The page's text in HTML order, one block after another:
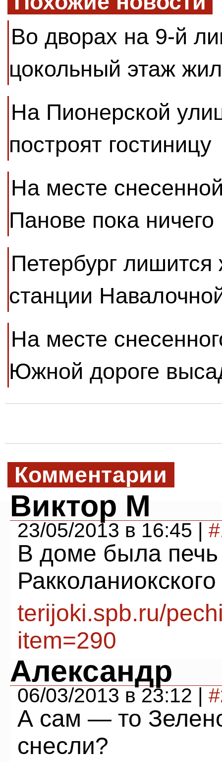
Во дворах на 9-й
цокольный этаж
На Пионерской
построят гостиницу
На месте
Панове пока ничего
Петербург
станции
На месте
Южной дороге
Комментарии
Виктор М
23/05/2013 в 16:45 |
В доме была
terijoki.spb.ru/
item=290
Александр
06/03/2013 в 23:12 |
А сам — то
снесли?